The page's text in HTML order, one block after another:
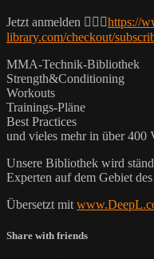
Jetzt anmelden 👉🏼🔥https://
library.com/checkout/
MMA-Technik-Bibliothek
Strength&Conditioning
Workouts
Trainings-Pläne
Best Practices
und vieles mehr in über 400
Unsere Bibliothek wird
Experten auf dem Gebiet
Übersetzt mit
Share with friends